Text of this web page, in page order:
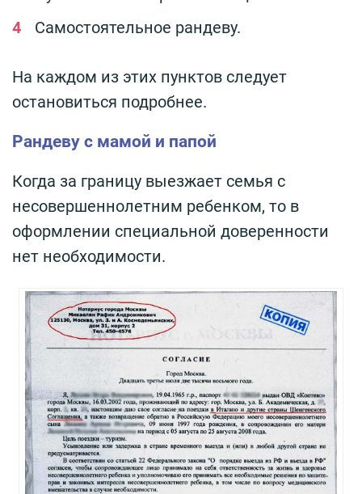
Самостоятельное рандеву.
На каждом из этих пунктов следует
остановиться подробнее.
Рандеву с мамой и папой
Когда за границу выезжает семья с
несовершеннолетним ребенком, то в
оформлении специальной доверенности
нет необходимости.